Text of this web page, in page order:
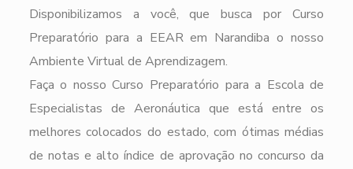
Disponibilizamos a você, que busca por Curso
Preparatório para a EEAR em Narandiba o nosso
Ambiente Virtual de Aprendizagem.
Faça o nosso Curso Preparatório para a Escola de
Especialistas de Aeronáutica que está entre os
melhores colocados do estado, com ótimas médias
de notas e alto índice de aprovação no concurso da